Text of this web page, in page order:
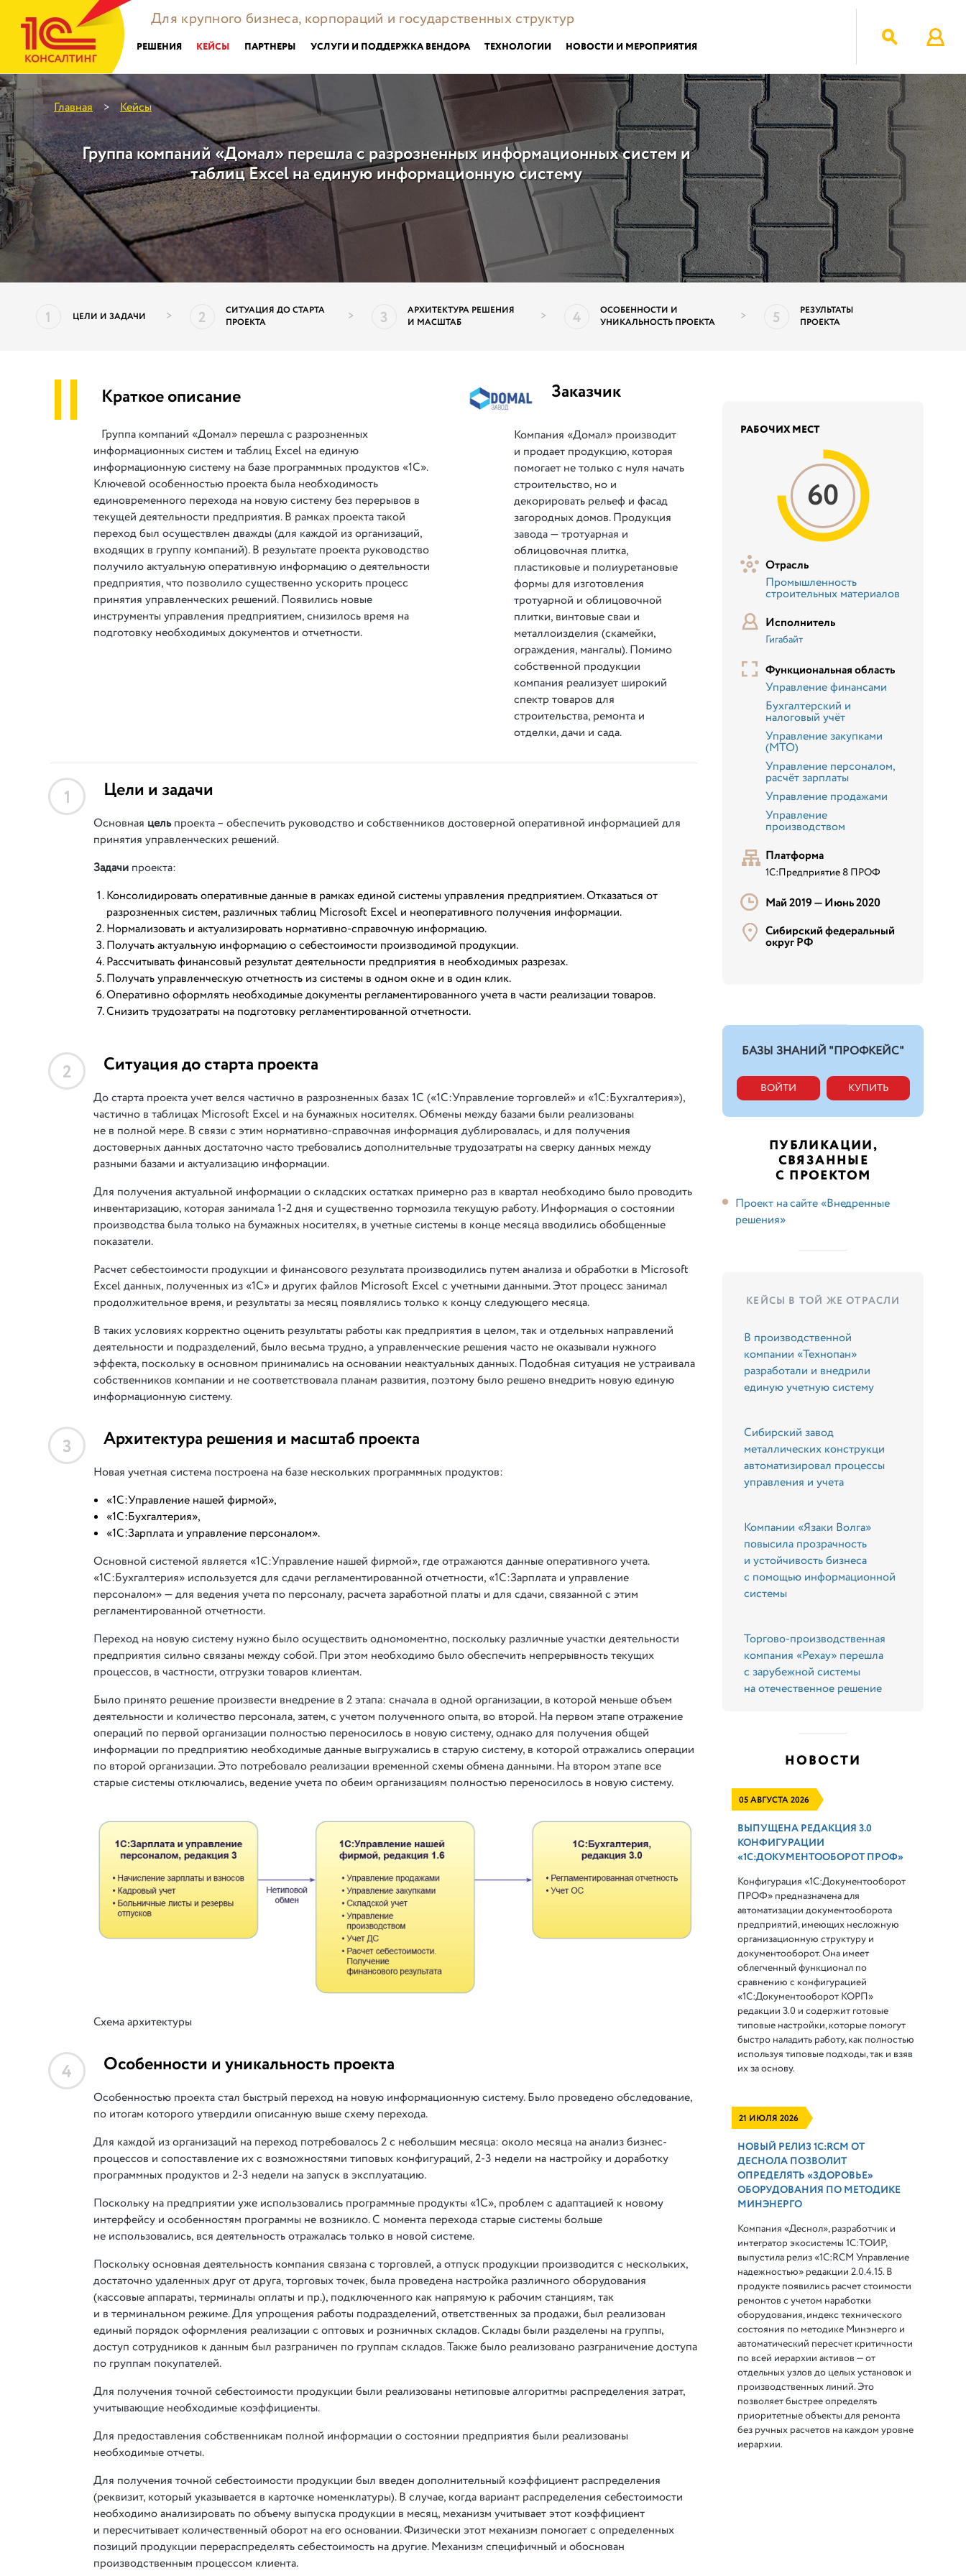
Для крупного бизнеса, корпораций и государственных структур
РЕШЕНИЯ КЕЙСЫ ПАРТНЕРЫ УСЛУГИ И ПОДДЕРЖКА ВЕНДОРА ТЕХНОЛОГИИ НОВОСТИ И МЕРОПРИЯТИЯ
Главная > Кейсы
Группа компаний «Домал» перешла с разрозненных информационных систем и
таблиц Excel на единую информационную систему
1 ЦЕЛИ И ЗАДАЧИ > 2
СИТУАЦИЯ ДО СТАРТА
ПРОЕКТА
> 3
АРХИТЕКТУРА РЕШЕНИЯ
И МАСШТАБ
> 4
ОСОБЕННОСТИ И
УНИКАЛЬНОСТЬ ПРОЕКТА
> 5
РЕЗУЛЬТАТЫ
ПРОЕКТА
|| Краткое описание
Группа компаний «Домал» перешла с разрозненных
информационных систем и таблиц Excel на единую
информационную систему на базе программных продуктов «1С».
Ключевой особенностью проекта была необходимость
единовременного перехода на новую систему без перерывов в
текущей деятельности предприятия. В рамках проекта такой
переход был осуществлен дважды (для каждой из организаций,
входящих в группу компаний). В результате проекта руководство
получило актуальную оперативную информацию о деятельности
предприятия, что позволило существенно ускорить процесс
принятия управленческих решений. Появились новые
инструменты управления предприятием, снизилось время на
подготовку необходимых документов и отчетности.
Заказчик
Компания «Домал» производит
и продает продукцию, которая
помогает не только с нуля начать
строительство, но и
декорировать рельеф и фасад
загородных домов. Продукция
завода — тротуарная и
облицовочная плитка,
пластиковые и полиуретановые
формы для изготовления
тротуарной и облицовочной
плитки, винтовые сваи и
металлоизделия (скамейки,
ограждения, мангалы). Помимо
собственной продукции
компания реализует широкий
спектр товаров для
строительства, ремонта и
отделки, дачи и сада.
1 Цели и задачи
Основная цельпроекта – обеспечить руководство и собственников достоверной оперативной информацией для
принятия управленческих решений.
Задачи проекта:
Консолидировать оперативные данные в рамках единой системы управления предприятием. Отказаться от
разрозненных систем, различных таблиц Microsoft Excel и неоперативного получения информации.
Нормализовать и актуализировать нормативно-справочную информацию.
Получать актуальную информацию о себестоимости производимой продукции.
Рассчитывать финансовый результат деятельности предприятия в необходимых разрезах.
Получать управленческую отчетность из системы в одном окне и в один клик.
Оперативно оформлять необходимые документы регламентированного учета в части реализации товаров.
Снизить трудозатраты на подготовку регламентированной отчетности.
2 Ситуация до старта проекта
До старта проекта учет велся частично в разрозненных базах 1С («1С:Управление торговлей» и «1С:Бухгалтерия»),
частично в таблицах Microsoft Excel и на бумажных носителях. Обмены между базами были реализованы
не в полной мере. В связи с этим нормативно-справочная информация дублировалась, и для получения
достоверных данных достаточно часто требовались дополнительные трудозатраты на сверку данных между
разными базами и актуализацию информации.
Для получения актуальной информации о складских остатках примерно раз в квартал необходимо было проводить
инвентаризацию, которая занимала 1-2 дня и существенно тормозила текущую работу. Информация о состоянии
производства была только на бумажных носителях, в учетные системы в конце месяца вводились обобщенные
показатели.
Расчет себестоимости продукции и финансового результата производились путем анализа и обработки в Microsoft
Excel данных, полученных из «1С» и других файлов Microsoft Excel с учетными данными. Этот процесс занимал
продолжительное время, и результаты за месяц появлялись только к концу следующего месяца.
В таких условиях корректно оценить результаты работы как предприятия в целом, так и отдельных направлений
деятельности и подразделений, было весьма трудно, а управленческие решения часто не оказывали нужного
эффекта, поскольку в основном принимались на основании неактуальных данных. Подобная ситуация не устраивала
собственников компании и не соответствовала планам развития, поэтому было решено внедрить новую единую
информационную систему.
3 Архитектура решения и масштаб проекта
Новая учетная система построена на базе нескольких программных продуктов:
«1С:Управление нашей фирмой»,
«1С:Бухгалтерия»,
«1С:Зарплата и управление персоналом».
Основной системой является «1С:Управление нашей фирмой», где отражаются данные оперативного учета.
«1С:Бухгалтерия» используется для сдачи регламентированной отчетности, «1С:Зарплата и управление
персоналом» — для ведения учета по персоналу, расчета заработной платы и для сдачи, связанной с этим
регламентированной отчетности.
Переход на новую систему нужно было осуществить одномоментно, поскольку различные участки деятельности
предприятия сильно связаны между собой. При этом необходимо было обеспечить непрерывность текущих
процессов, в частности, отгрузки товаров клиентам.
Было принято решение произвести внедрение в 2 этапа: сначала в одной организации, в которой меньше объем
деятельности и количество персонала, затем, с учетом полученного опыта, во второй. На первом этапе отражение
операций по первой организации полностью переносилось в новую систему, однако для получения общей
информации по предприятию необходимые данные выгружались в старую систему, в которой отражались операции
по второй организации. Это потребовало реализации временной схемы обмена данными. На втором этапе все
старые системы отключались, ведение учета по обеим организациям полностью переносилось в новую систему.
Схема архитектуры
4 Особенности и уникальность проекта
Особенностью проекта стал быстрый переход на новую информационную систему. Было проведено обследование,
по итогам которого утвердили описанную выше схему перехода.
Для каждой из организаций на переход потребовалось 2 с небольшим месяца: около месяца на анализ бизнес-
процессов и сопоставление их с возможностями типовых конфигураций, 2-3 недели на настройку и доработку
программных продуктов и 2-3 недели на запуск в эксплуатацию.
Поскольку на предприятии уже использовались программные продукты «1С», проблем с адаптацией к новому
интерфейсу и особенностям программы не возникло. С момента перехода старые системы больше
не использовались, вся деятельность отражалась только в новой системе.
Поскольку основная деятельность компания связана с торговлей, а отпуск продукции производится с нескольких,
достаточно удаленных друг от друга, торговых точек, была проведена настройка различного оборудования
(кассовые аппараты, терминалы оплаты и пр.), подключенного как напрямую к рабочим станциям, так
и в терминальном режиме. Для упрощения работы подразделений, ответственных за продажи, был реализован
единый порядок оформления реализации с оптовых и розничных складов. Склады были разделены на группы,
доступ сотрудников к данным был разграничен по группам складов. Также было реализовано разграничение доступа
по группам покупателей.
Для получения точной себестоимости продукции были реализованы нетиповые алгоритмы распределения затрат,
учитывающие необходимые коэффициенты.
Для предоставления собственникам полной информации о состоянии предприятия были реализованы
необходимые отчеты.
Для получения точной себестоимости продукции был введен дополнительный коэффициент распределения
(реквизит, который указывается в карточке номенклатуры). В случае, когда вариант распределения себестоимости
необходимо анализировать по объему выпуска продукции в месяц, механизм учитывает этот коэффициент
и пересчитывает количественный оборот на его основании. Физически этот механизм помогает с определенных
позиций продукции перераспределять себестоимость на другие. Механизм специфичный и обоснован
производственным процессом клиента.
РАБОЧИХ МЕСТ
60
Отрасль
Промышленность
строительных материалов
Исполнитель
Гигабайт
Функциональная область
Управление финансами
Бухгалтерский и
налоговый учёт
Управление закупками
(МТО)
Управление персоналом,
расчёт зарплаты
Управление продажами
Управление
производством
Платформа
1С:Предприятие 8 ПРОФ
Май 2019 —Июнь 2020
Сибирский федеральный
округ РФ
БАЗЫ ЗНАНИЙ "ПРОФКЕЙС"
ВОЙТИ КУПИТЬ
ПУБЛИКАЦИИ,
СВЯЗАННЫЕ
С ПРОЕКТОМ
Проект на сайте «Внедренные
решения»
КЕЙСЫ В ТОЙ ЖЕ ОТРАСЛИ
В производственной
компании «Технопан»
разработали и внедрили
единую учетную систему
Сибирский завод
металлических конструкци
автоматизировал процессы
управления и учета
Компании «Язаки Волга»
повысила прозрачность
и устойчивость бизнеса
с помощью информационной
системы
Торгово-производственная
компания «Рехау» перешла
с зарубежной системы
на отечественное решение
НОВОСТИ
05 АВГУСТА 2026
ВЫПУЩЕНА РЕДАКЦИЯ 3.0
КОНФИГУРАЦИИ
«1С:ДОКУМЕНТООБОРОТ ПРОФ»
Конфигурация «1С:Документооборот
ПРОФ» предназначена для
автоматизации документооборота
предприятий, имеющих несложную
организационную структуру и
документооборот. Она имеет
облегченный функционал по
сравнению с конфигурацией
«1С:Документооборот КОРП»
редакции 3.0 и содержит готовые
типовые настройки, которые помогут
быстро наладить работу, как полностью
используя типовые подходы, так и взяв
их за основу.
21 ИЮЛЯ 2026
НОВЫЙ РЕЛИЗ 1С:RCM ОТ
ДЕСНОЛА ПОЗВОЛИТ
ОПРЕДЕЛЯТЬ «ЗДОРОВЬЕ»
ОБОРУДОВАНИЯ ПО МЕТОДИКЕ
МИНЭНЕРГО
Компания «Деснол», разработчик и
интегратор экосистемы 1С:ТОИР,
выпустила релиз «1С:RCM Управление
надежностью» редакции 2.0.4.15. В
продукте появились расчет стоимости
ремонтов с учетом наработки
оборудования, индекс технического
состояния по методике Минэнерго и
автоматический пересчет критичности
по всей иерархии активов — от
отдельных узлов до целых установок и
производственных линий. Это
позволяет быстрее определять
приоритетные объекты для ремонта
без ручных расчетов на каждом уровне
иерархии.